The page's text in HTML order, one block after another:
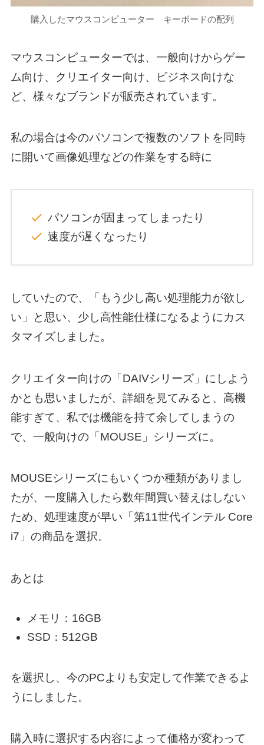
購入したマウスコンピューター キーボードの配列
マウスコンピューターでは、一般向けからゲー
ム向け、クリエイター向け、ビジネス向けな
ど、様々なブランドが販売されています。
私の場合は今のパソコンで複数のソフトを同時
に開いて画像処理などの作業をする時に
パソコンが固まってしまったり
速度が遅くなったり
していたので、「もう少し高い処理能力が欲し
い」と思い、少し高性能仕様になるようにカス
タマイズしました。
クリエイター向けの「DAIVシリーズ」にしよう
かとも思いましたが、詳細を見てみると、高機
能すぎて、私では機能を持て余してしまうの
で、一般向けの「MOUSE」シリーズに。
MOUSEシリーズにもいくつか種類がありまし
たが、一度購入したら数年間買い替えはしない
ため、処理速度が早い「第11世代インテル Core
i7」の商品を選択。
あとは
メモリ：16GB
SSD：512GB
を選択し、今のPCよりも安定して作業できるよ
うにしました。
購入時に選択する内容によって価格が変わって